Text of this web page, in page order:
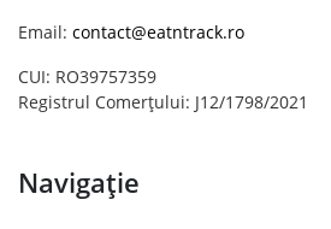
Email: contact@eatntrack.ro
CUI: RO39757359
Registrul Comerțului: J12/1798/2021
Navigație